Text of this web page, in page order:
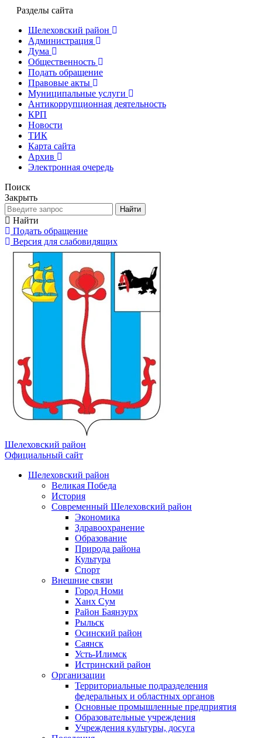
Разделы сайта
Шелеховский район
Администрация
Дума
Общественность
Подать обращение
Правовые акты
Муниципальные услуги
Антикоррупционная деятельность
КРП
Новости
ТИК
Карта сайта
Архив
Электронная очередь
Поиск
Закрыть
Найти
Найти
Подать обращение
Версия для слабовидящих
Шелеховский район
Официальный сайт
Шелеховский район
Великая Победа
История
Современный Шелеховский район
Экономика
Здравоохранение
Образование
Природа района
Культура
Спорт
Внешние связи
Город Номи
Ханх Сум
Район Баянзурх
Рыльск
Осинский район
Саянск
Усть-Илимск
Истринский район
Организации
Территориальные подразделения
федеральных и областных органов
Основные промышленные предприятия
Образовательные учреждения
Учреждения культуры, досуга